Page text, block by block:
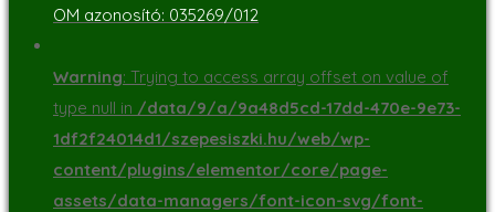
OM azonosító: 035269/012
Warning: Trying to access array offset on value of
type null in /data/9/a/9a48d5cd-17dd-470e-9e73-
1df2f24014d1/szepesiszki.hu/web/wp-
content/plugins/elementor/core/page-
assets/data-managers/font-icon-svg/font-